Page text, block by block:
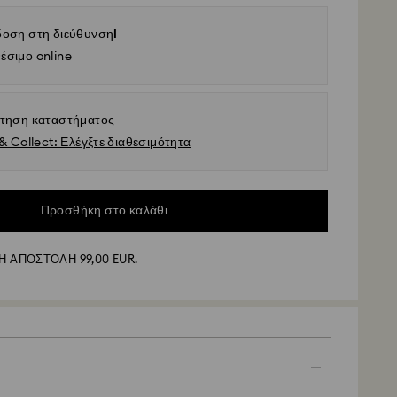
στη διεύθυνσηl
online
καταστήματος
Collect: Ελέγξτε διαθεσιμότητα
Προσθήκη στο καλάθι
ΑΠΟΣΤΟΛΗ 99,00 EUR.
- GLS